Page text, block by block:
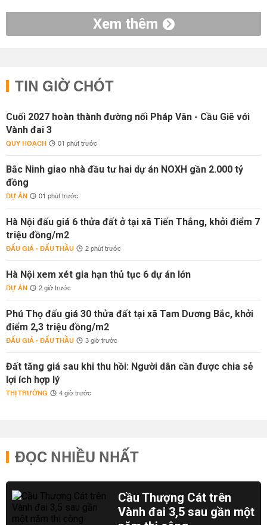
Xem thêm
TIN GIỜ CHÓT
Cuối 2027 hoàn thành đường nối Pháp Vân - Cầu Giẽ với
Vành đai 3
QUY HOẠCH 01 phút trước
Bắc Ninh giao nhà đầu tư hai dự án NOXH gần 2.000 tỷ
đồng
DỰ ÁN 01 phút trước
Hà Nội đấu giá 6 thửa đất ở tại xã Tiến Thắng, khởi điểm 7
triệu đồng/m2
ĐẤU GIÁ - ĐẤU THẦU 2 phút trước
Hà Nội xem xét gia hạn thủ tục 6 dự án lớn
DỰ ÁN 2 giờ trước
Phú Thọ đấu giá 30 thửa đất tại xã Tam Dương Bắc, khởi
điểm 2,3 triệu đồng/m2
ĐẤU GIÁ - ĐẤU THẦU 3 giờ trước
Đất tăng giá sau khi thu hồi: Người dân cần được chia sẻ
lợi ích hợp lý
THỊ TRƯỜNG 4 giờ trước
ĐỌC NHIỀU NHẤT
Cầu Thượng Cát trên
Vành đai 3,5 sau gần một